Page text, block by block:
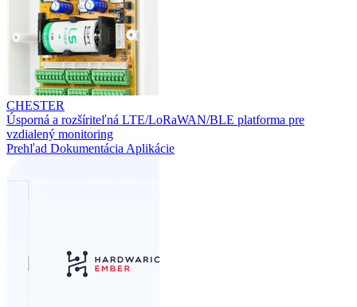
CHESTER
Úsporná a rozšíriteľná LTE/LoRaWAN/BLE platforma pre
vzdialený monitoring
Prehľad Dokumentácia Aplikácie